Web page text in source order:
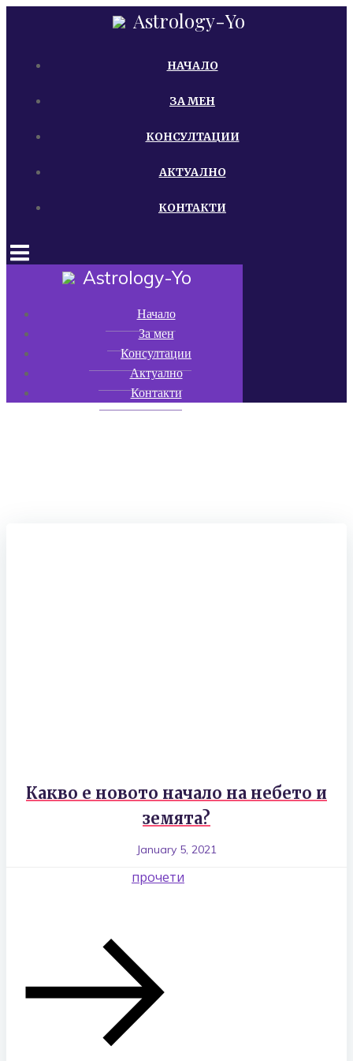
Astrology-Yo
НАЧАЛО
ЗА МЕН
КОНСУЛТАЦИИ
АКТУАЛНО
КОНТАКТИ
Astrology-Yo
Начало
За мен
Консултации
Актуално
Контакти
Какво е новото начало на небето и
земята?
January 5, 2021
прочети